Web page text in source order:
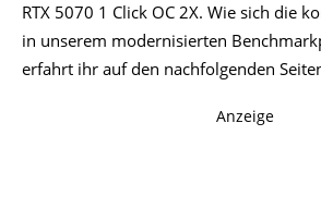
RTX 5070 1 Click OC 2X. Wie sich die
in unserem modernisierten
erfahrt ihr auf den nachfolgenden
Anzeige